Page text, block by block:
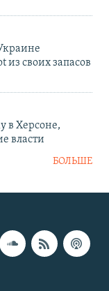
своих запасов
в Херсоне,
власти
БОЛЬШЕ